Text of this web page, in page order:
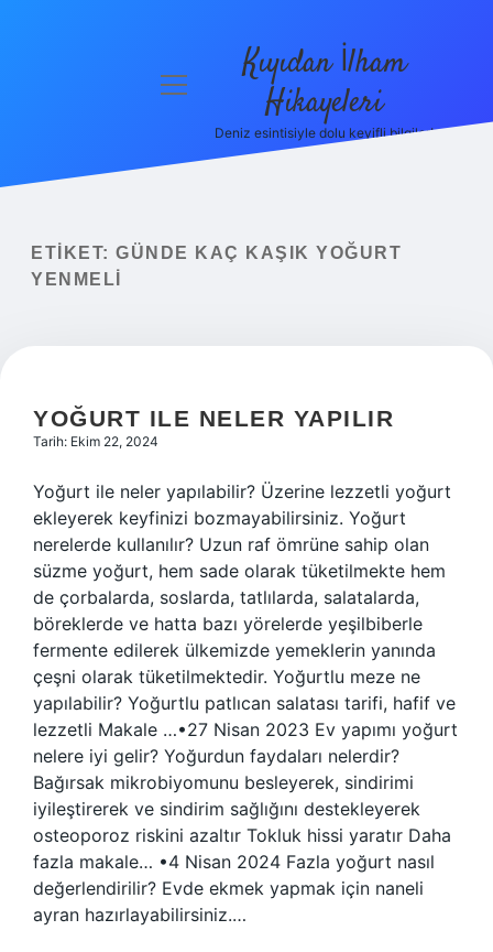
Yasal Uyarı
menüyü
Kıyıdan İlham
Hikayeleri
Deniz esintisiyle dolu keyifli bilgiler!
ETIKET: GÜNDE KAÇ KAŞIK YOĞURT
YENMELI
YOĞURT ILE NELER YAPILIR
Tarih: Ekim 22, 2024
Yoğurt ile neler yapılabilir? Üzerine lezzetli yoğurt
ekleyerek keyfinizi bozmayabilirsiniz. Yoğurt
nerelerde kullanılır? Uzun raf ömrüne sahip olan
süzme yoğurt, hem sade olarak tüketilmekte hem
de çorbalarda, soslarda, tatlılarda, salatalarda,
böreklerde ve hatta bazı yörelerde yeşilbiberle
fermente edilerek ülkemizde yemeklerin yanında
çeşni olarak tüketilmektedir. Yoğurtlu meze ne
yapılabilir? Yoğurtlu patlıcan salatası tarifi, hafif ve
lezzetli Makale …•27 Nisan 2023 Ev yapımı yoğurt
nelere iyi gelir? Yoğurdun faydaları nelerdir?
Bağırsak mikrobiyomunu besleyerek, sindirimi
iyileştirerek ve sindirim sağlığını destekleyerek
osteoporoz riskini azaltır Tokluk hissi yaratır Daha
fazla makale… •4 Nisan 2024 Fazla yoğurt nasıl
değerlendirilir? Evde ekmek yapmak için naneli
ayran hazırlayabilirsiniz.…